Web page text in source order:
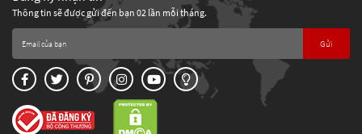
Thông tin sẽ được gửi đến bạn 02 lần mỗi tháng.
Gửi